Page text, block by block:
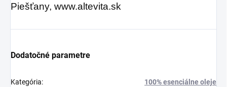
Piešťany, www.altevita.sk
Dodatočné parametre
Kategória: 100% esenciálne oleje